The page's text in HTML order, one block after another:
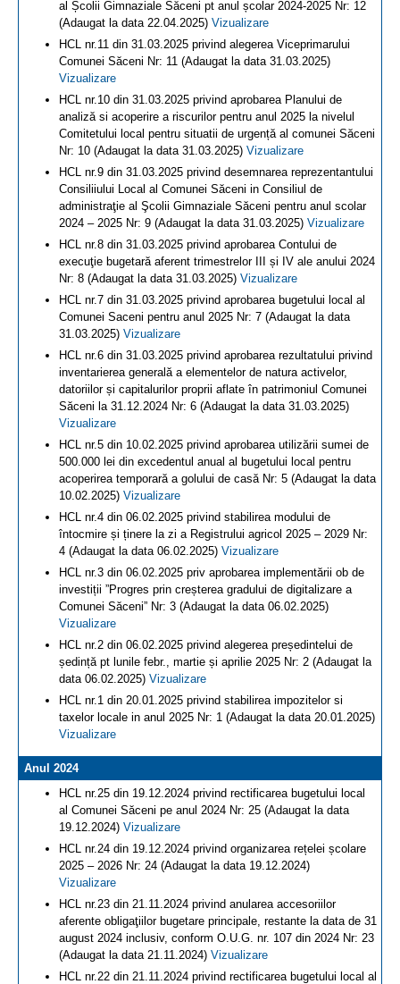
al Școlii Gimnaziale Săceni pt anul școlar 2024-2025 Nr: 12
(Adaugat la data 22.04.2025) Vizualizare
HCL nr.11 din 31.03.2025 privind alegerea Viceprimarului
Comunei Săceni Nr: 11 (Adaugat la data 31.03.2025)
Vizualizare
HCL nr.10 din 31.03.2025 privind aprobarea Planului de
analiză si acoperire a riscurilor pentru anul 2025 la nivelul
Comitetului local pentru situatii de urgență al comunei Săceni
Nr: 10 (Adaugat la data 31.03.2025) Vizualizare
HCL nr.9 din 31.03.2025 privind desemnarea reprezentantului
Consiliiului Local al Comunei Săceni in Consiliul de
administraţie al Şcolii Gimnaziale Săceni pentru anul scolar
2024 – 2025 Nr: 9 (Adaugat la data 31.03.2025) Vizualizare
HCL nr.8 din 31.03.2025 privind aprobarea Contului de
execuţie bugetară aferent trimestrelor III și IV ale anului 2024
Nr: 8 (Adaugat la data 31.03.2025) Vizualizare
HCL nr.7 din 31.03.2025 privind aprobarea bugetului local al
Comunei Saceni pentru anul 2025 Nr: 7 (Adaugat la data
31.03.2025) Vizualizare
HCL nr.6 din 31.03.2025 privind aprobarea rezultatului privind
inventarierea generală a elementelor de natura activelor,
datoriilor și capitalurilor proprii aflate în patrimoniul Comunei
Săceni la 31.12.2024 Nr: 6 (Adaugat la data 31.03.2025)
Vizualizare
HCL nr.5 din 10.02.2025 privind aprobarea utilizării sumei de
500.000 lei din excedentul anual al bugetului local pentru
acoperirea temporară a golului de casă Nr: 5 (Adaugat la data
10.02.2025) Vizualizare
HCL nr.4 din 06.02.2025 privind stabilirea modului de
întocmire și ținere la zi a Registrului agricol 2025 – 2029 Nr:
4 (Adaugat la data 06.02.2025) Vizualizare
HCL nr.3 din 06.02.2025 priv aprobarea implementării ob de
investiții ”Progres prin creșterea gradului de digitalizare a
Comunei Săceni” Nr: 3 (Adaugat la data 06.02.2025)
Vizualizare
HCL nr.2 din 06.02.2025 privind alegerea președintelui de
ședință pt lunile febr., martie și aprilie 2025 Nr: 2 (Adaugat la
data 06.02.2025) Vizualizare
HCL nr.1 din 20.01.2025 privind stabilirea impozitelor si
taxelor locale in anul 2025 Nr: 1 (Adaugat la data 20.01.2025)
Vizualizare
Anul 2024
HCL nr.25 din 19.12.2024 privind rectificarea bugetului local
al Comunei Săceni pe anul 2024 Nr: 25 (Adaugat la data
19.12.2024) Vizualizare
HCL nr.24 din 19.12.2024 privind organizarea rețelei școlare
2025 – 2026 Nr: 24 (Adaugat la data 19.12.2024)
Vizualizare
HCL nr.23 din 21.11.2024 privind anularea accesoriilor
aferente obligaţiilor bugetare principale, restante la data de 31
august 2024 inclusiv, conform O.U.G. nr. 107 din 2024 Nr: 23
(Adaugat la data 21.11.2024) Vizualizare
HCL nr.22 din 21.11.2024 privind rectificarea bugetului local al